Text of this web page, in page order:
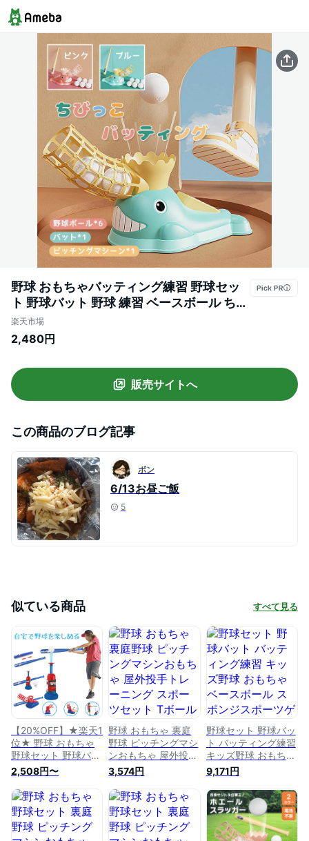
野球 おもちゃバッティング練習 野球セッ
ト 野球バット 野球 練習 ベースボール ちび
っこバッティング ボール3個 スピードシャ
トルランチャー室内 屋外 裏庭野球 トレー
生日 クリスマス プレゼント
楽天市場
2,480円
販売サイトへ
この商品のブログ記事
ボン
6/13お昼ご飯
5
似ている商品 すべて見る
【20%OFF】★楽天1
位★ 野球 おもちゃ
野球セット 野球バッ
ト 野球 練習 スピー
ドシャトルランチャ
ー 裏庭野球 ピッチ
ングマシンおもちゃ
屋外投手トレーニン
グ スポーツセット
2,508円〜
野球 おもちゃ 裏庭
野球 ピッチングマシ
ンおもちゃ 屋外投手
トレーニング スポー
ツセット Tボールバ
ッティング練 野球セ
ット 野球バット キ
ッズ野球 おもちゃ
ベースボール スポン
3,574円
野球セット 野球バッ
ト バッティング練習
キッズ野球 おもちゃ
ベースボール スポン
ジスポーツゲーム 野
球 室内室外 キッズ
用 ベースボール 6歳
以上 誕生日 プレゼ
ント
9,171円